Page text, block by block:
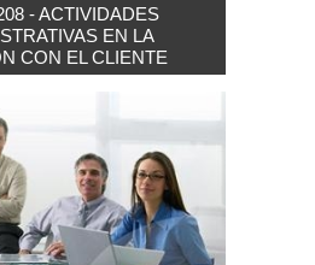
- ACTIVIDADES
EN LA
CON EL CLIENTE